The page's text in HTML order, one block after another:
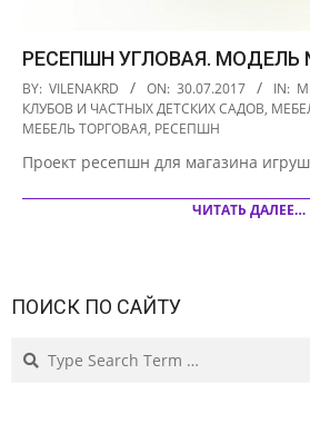
РЕСЕПШН УГЛОВАЯ. МОДЕЛЬ
2017-
07-
30
BY: VILENAKRD ON: 30.07.2017 IN:
КЛУБОВ И ЧАСТНЫХ ДЕТСКИХ САДОВ,
МЕБЕЛЬ ТОРГОВАЯ, РЕСЕПШН
Проект ресепшн для магазина
ЧИТАТЬ ДАЛЕЕ…
ПОИСК ПО САЙТУ
Search